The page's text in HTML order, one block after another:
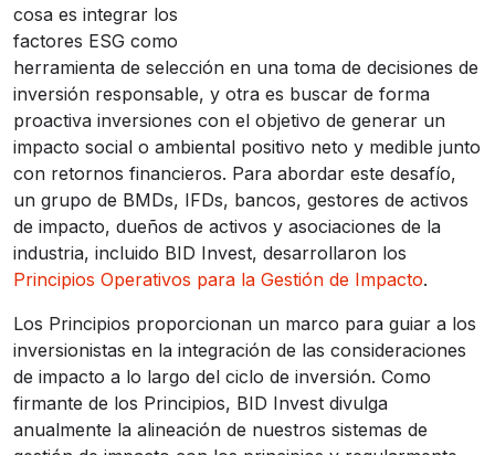
cosa es integrar los
factores ESG como
herramienta de selección en una toma de decisiones de
inversión responsable, y otra es buscar de forma
proactiva inversiones con el objetivo de generar un
impacto social o ambiental positivo neto y medible junto
con retornos financieros. Para abordar este desafío,
un grupo de BMDs, IFDs, bancos, gestores de activos
de impacto, dueños de activos y asociaciones de la
industria, incluido BID Invest, desarrollaron los
Principios Operativos para la Gestión de Impacto.
Los Principios proporcionan un marco para guiar a los
inversionistas en la integración de las consideraciones
de impacto a lo largo del ciclo de inversión. Como
firmante de los Principios, BID Invest divulga
anualmente la alineación de nuestros sistemas de